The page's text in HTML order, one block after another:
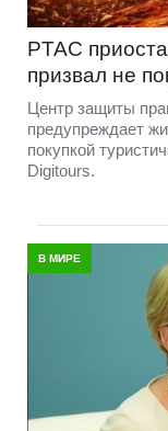
PTAC
призвал не
Центр защиты
предупреждает
покупкой
Digitours.
В МИРЕ